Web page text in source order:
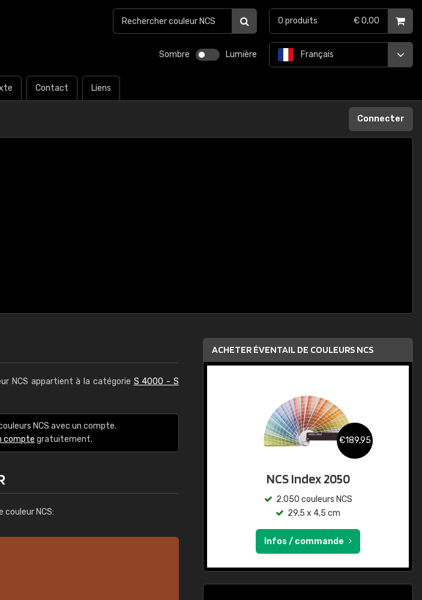
Sombre Lumière
Contact Liens
Français
0 produits € 0,00
Connecter
NCS appartient à la catégorie S 4000 - S
NCS avec un compte.
compte gratuitement.
NCS:
ACHETER ÉVENTAIL DE COULEURS NCS
€189,95
NCS Index 2050
2.050 couleurs NCS
29,5 x 4,5 cm
Infos / commande